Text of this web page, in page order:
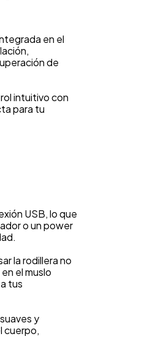
en el
de
intuitivo con
para tu
USB, lo que
o un power
la rodillera no
el muslo
tus
y
cuerpo,